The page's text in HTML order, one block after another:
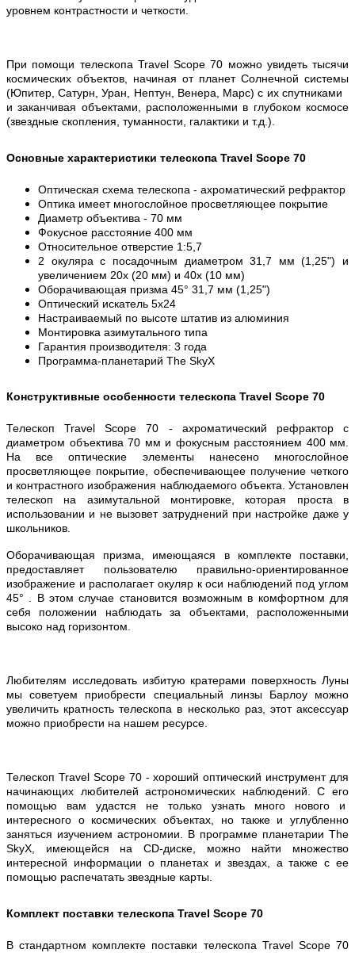
уровнем контрастности и четкости.
При помощи телескопа Travel Scope 70 можно увидеть тысячи
космических объектов, начиная от планет Солнечной системы
(Юпитер, Сатурн, Уран, Нептун, Венера, Марс) с их спутниками
и заканчивая объектами, расположенными в глубоком космосе
(звездные скопления, туманности, галактики и т.д.).
Основные характеристики телескопа Travel Scope 70
Оптическая схема телескопа - ахроматический рефрактор
Оптика имеет многослойное просветляющее покрытие
Диаметр объектива - 70 мм
Фокусное расстояние 400 мм
Относительное отверстие 1:5,7
2 окуляра с посадочным диаметром 31,7 мм (1,25") и
увеличением 20х (20 мм) и 40х (10 мм)
Оборачивающая призма 45° 31,7 мм (1,25")
Оптический искатель 5х24
Настраиваемый по высоте штатив из алюминия
Монтировка азимутального типа
Гарантия производителя: 3 года
Программа-планетарий The SkyX
Конструктивные особенности телескопа Travel Scope 70
Телескоп Travel Scope 70 - ахроматический рефрактор с
диаметром объектива 70 мм и фокусным расстоянием 400 мм.
На все оптические элементы нанесено многослойное
просветляющее покрытие, обеспечивающее получение четкого
и контрастного изображения наблюдаемого объекта. Установлен
телескоп на азимутальной монтировке, которая проста в
использовании и не вызовет затруднений при настройке даже у
школьников.
Оборачивающая призма, имеющаяся в комплекте поставки,
предоставляет пользователю правильно-ориентированное
изображение и располагает окуляр к оси наблюдений под углом
45° . В этом случае становится возможным в комфортном для
себя положении наблюдать за объектами, расположенными
высоко над горизонтом.
Любителям исследовать избитую кратерами поверхность Луны
мы советуем приобрести специальный линзы Барлоу можно
увеличить кратность телескопа в несколько раз, этот аксессуар
можно приобрести на нашем ресурсе.
Телескоп Travel Scope 70 - хороший оптический инструмент для
начинающих любителей астрономических наблюдений. С его
помощью вам удастся не только узнать много нового и
интересного о космических объектах, но также и углубленно
заняться изучением астрономии. В программе планетарии The
SkyX, имеющейся на CD-диске, можно найти множество
интересной информации о планетах и звездах, а также с ее
помощью распечатать звездные карты.
Комплект поставки телескопа Travel Scope 70
В стандартном комплекте поставки телескопа Travel Scope 70